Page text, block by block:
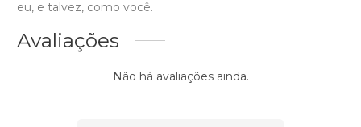
eu, e talvez, como você.
Avaliações
Não há avaliações ainda.